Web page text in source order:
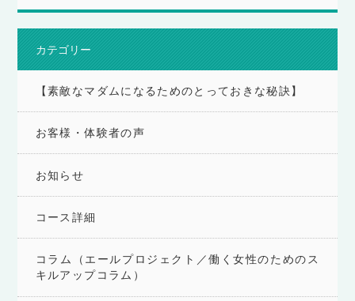
カテゴリー
【素敵なマダムになるためのとっておきな秘訣】
お客様・体験者の声
お知らせ
コース詳細
コラム（エールプロジェクト／働く女性のためのス
キルアップコラム）